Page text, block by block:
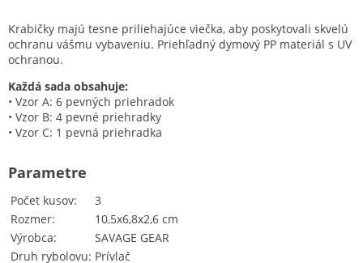
Krabičky majú tesne priliehajúce viečka, aby poskytovali skvelú
ochranu vášmu vybaveniu. Priehľadný dymový PP materiál s UV
ochranou.
Každá sada obsahuje:
• Vzor A: 6 pevných priehradok
• Vzor B: 4 pevné priehradky
• Vzor C: 1 pevná priehradka
Počet kusov
3
Rozmer
10,5x6,8x2,6 cm
Výrobca
SAVAGE GEAR
Druh rybolovu Prívlač
Parametre